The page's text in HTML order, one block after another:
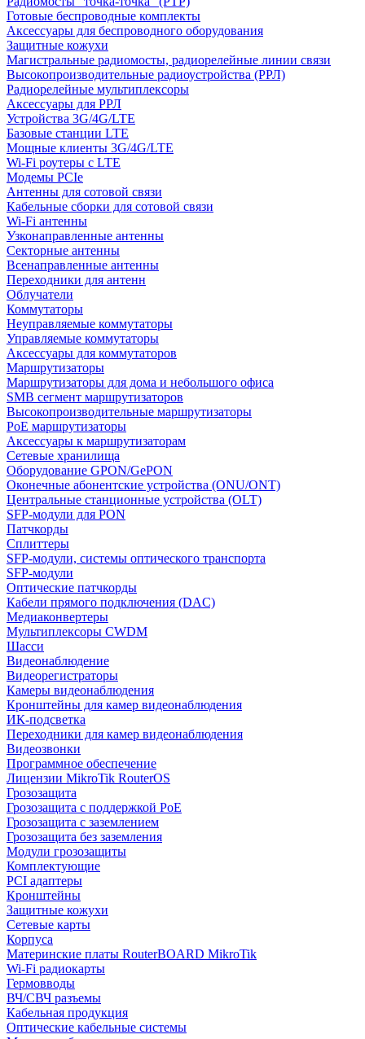
Готовые беспроводные комплекты
Аксессуары для беспроводного оборудования
Защитные кожухи
Магистральные радиомосты, радиорелейные линии связи
Высокопроизводительные радиоустройства (РРЛ)
Радиорелейные мультиплексоры
Аксессуары для РРЛ
Устройства 3G/4G/LTE
Базовые станции LTE
Мощные клиенты 3G/4G/LTE
Wi-Fi роутеры с LTE
Модемы PCIe
Антенны для сотовой связи
Кабельные сборки для сотовой связи
Wi-Fi антенны
Узконаправленные антенны
Секторные антенны
Всенаправленные антенны
Переходники для антенн
Облучатели
Коммутаторы
Неуправляемые коммутаторы
Управляемые коммутаторы
Аксессуары для коммутаторов
Маршрутизаторы
Маршрутизаторы для дома и небольшого офиса
SMB сегмент маршрутизаторов
Высокопроизводительные маршрутизаторы
PoE маршрутизаторы
Аксессуары к маршрутизаторам
Сетевые хранилища
Оборудование GPON/GePON
Оконечные абонентские устройства (ONU/ONT)
Центральные станционные устройства (OLT)
SFP-модули для PON
Патчкорды
Сплиттеры
SFP-модули, системы оптического транспорта
SFP-модули
Оптические патчкорды
Кабели прямого подключения (DAC)
Медиаконвертеры
Мультиплексоры CWDM
Шасси
Видеонаблюдение
Видеорегистраторы
Камеры видеонаблюдения
Кронштейны для камер видеонаблюдения
ИК-подсветка
Переходники для камер видеонаблюдения
Видеозвонки
Программное обеспечение
Лицензии MikroTik RouterOS
Грозозащита
Грозозащита с поддержкой PoE
Грозозащита с заземлением
Грозозащита без заземления
Модули грозозащиты
Комплектующие
PCI адаптеры
Кронштейны
Защитные кожухи
Сетевые карты
Корпуса
Материнские платы RouterBOARD MikroTik
Wi-Fi радиокарты
Гермовводы
ВЧ/СВЧ разъемы
Кабельная продукция
Оптические кабельные системы